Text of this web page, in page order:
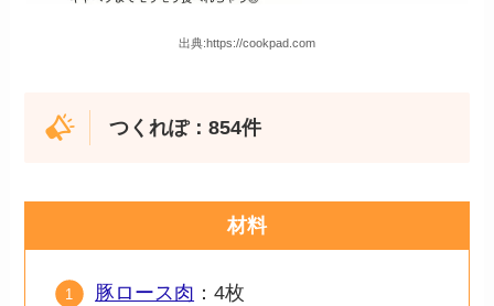
出典:https://cookpad.com
つくれぽ：854件
材料
豚ロース肉 ：4枚